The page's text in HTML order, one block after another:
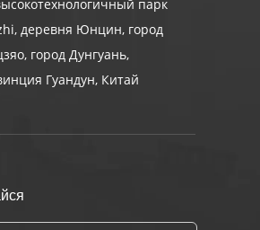
компьютерного стола
автомобиль
парк
деревня Юнцин, город
город Дунгуань,
Гуандун, Китай